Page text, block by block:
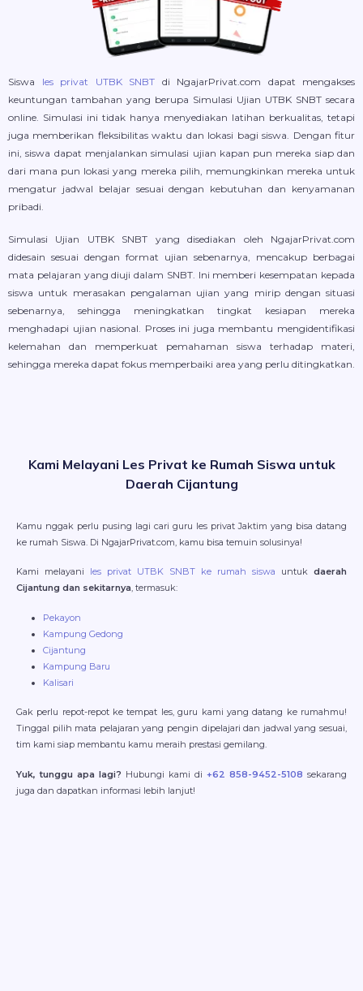
Siswa les privat UTBK SNBT di NgajarPrivat.com dapat mengakses
keuntungan tambahan yang berupa Simulasi Ujian UTBK SNBT secara
online. Simulasi ini tidak hanya menyediakan latihan berkualitas, tetapi
juga memberikan fleksibilitas waktu dan lokasi bagi siswa. Dengan fitur
ini, siswa dapat menjalankan simulasi ujian kapan pun mereka siap dan
dari mana pun lokasi yang mereka pilih, memungkinkan mereka untuk
mengatur jadwal belajar sesuai dengan kebutuhan dan kenyamanan
pribadi.
Simulasi Ujian UTBK SNBT yang disediakan oleh NgajarPrivat.com
didesain sesuai dengan format ujian sebenarnya, mencakup berbagai
mata pelajaran yang diuji dalam SNBT. Ini memberi kesempatan kepada
siswa untuk merasakan pengalaman ujian yang mirip dengan situasi
sebenarnya, sehingga meningkatkan tingkat kesiapan mereka
menghadapi ujian nasional. Proses ini juga membantu mengidentifikasi
kelemahan dan memperkuat pemahaman siswa terhadap materi,
sehingga mereka dapat fokus memperbaiki area yang perlu ditingkatkan.
Kami Melayani Les Privat ke Rumah Siswa untuk
Daerah Cijantung
Kamu nggak perlu pusing lagi cari guru les privat Jaktim yang bisa datang
ke rumah Siswa. Di NgajarPrivat.com, kamu bisa temuin solusinya!
Kami melayani les privat UTBK SNBT ke rumah siswa untuk daerah
Cijantung dan sekitarnya, termasuk:
Pekayon
Kampung Gedong
Cijantung
Kampung Baru
Kalisari
Gak perlu repot-repot ke tempat les, guru kami yang datang ke rumahmu!
Tinggal pilih mata pelajaran yang pengin dipelajari dan jadwal yang sesuai,
tim kami siap membantu kamu meraih prestasi gemilang.
Yuk, tunggu apa lagi? Hubungi kami di +62 858-9452-5108 sekarang
juga dan dapatkan informasi lebih lanjut!